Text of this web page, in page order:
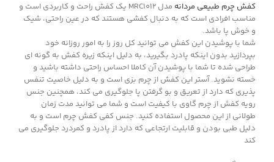
کفش چرم طبیعی مردانه
مدل MRC1012 یک کفش راحت و کاربردی است و
مناسب افرادی است که به دنبال کفشی هستند که در عین راحتی، شیک
و خوش پا باشد.
شما با پوشیدن این کفش می توانید کل روز را به امور روزانه خود
بپردازید بدون اینکه پادرد بگیرید، به دلیل اینکه زیره کفش به گونه ای
طراحی شده تا شما با پوشیدن آن کاملا احساس راحتی داشته باشید و
خسته نشوید. آستر این کفش از چرم بزی است و به دلیل خاصیت تنفس
پذیری که دارد از تعریق و بو گرفتن پا جلوگیری می کند، همچنین جنس
رویه کفش از چرم گاوی با کیفیت است و شما می توانید مدت زمان
طولانی از این محصول استفاده کنید. جنس کفی کفش چرم است و به
دلیل طبی بودن و قابلیت ارتجاعی که دارد از پادرد و کمردرد جلوگیری می
کند